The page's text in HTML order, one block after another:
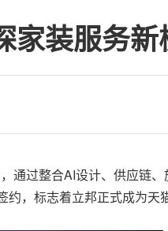
购
工与环保
亚家装服务新
通过整合AI设计、供应链
，标志着立邦正式成为天